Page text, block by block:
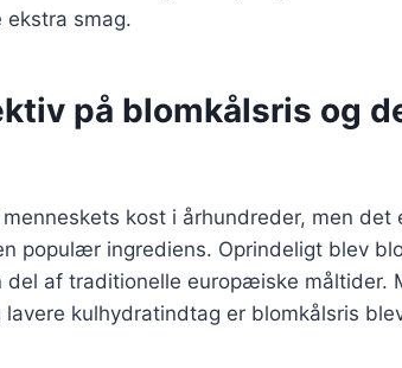
smag.
på blomkålsris og
kost i århundreder, men det
populær ingrediens. Oprindeligt blev
del af traditionelle europæiske måltider.
kulhydratindtag er blomkålsris